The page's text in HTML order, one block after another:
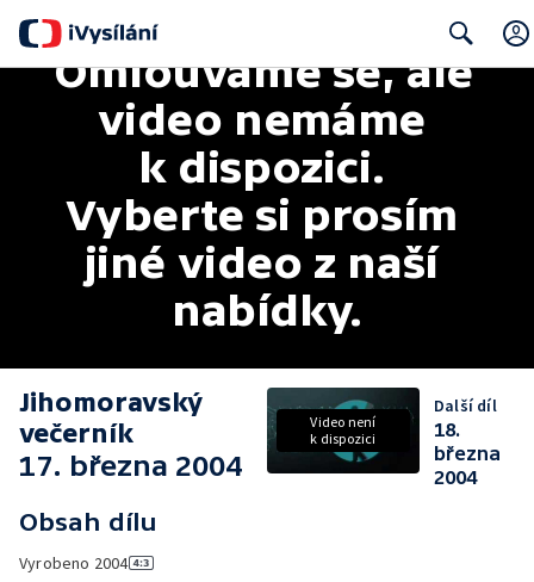
Search
Omlouváme se, ale
video nemáme
k dispozici.
Vyberte si prosím
jiné video z naší
nabídky.
Jihomoravský
večerník
17. března 2004
Obsah dílu
Vyrobeno 2004
Video není
k dispozici
Další díl
18.
března
2004